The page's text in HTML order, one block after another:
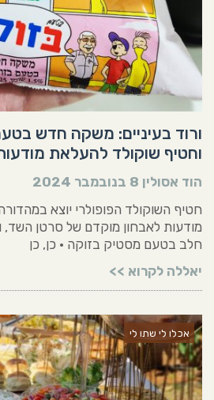
ורוד בעיניים: משקה חדש
וחטיף שוקולד להעלאת
הוד אסולין 8 בנובמבר 2024
חטיף השוקולד הפופולרי יוצא
מודעות לאבחון מוקדם של סרטן
חלב בטעם מסטיק בזוקה • כן, כן
יאללה לקרוא >>
אכלו לי שתו לי